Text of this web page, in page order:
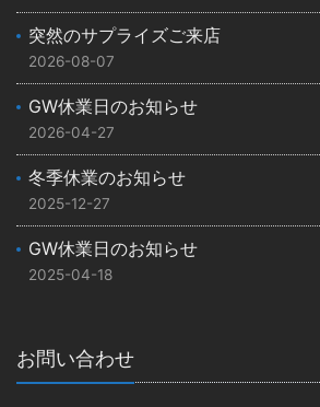
突然のサプライズご来店
2026-08-07
GW休業日のお知らせ
2026-04-27
冬季休業のお知らせ
2025-12-27
GW休業日のお知らせ
2025-04-18
お問い合わせ